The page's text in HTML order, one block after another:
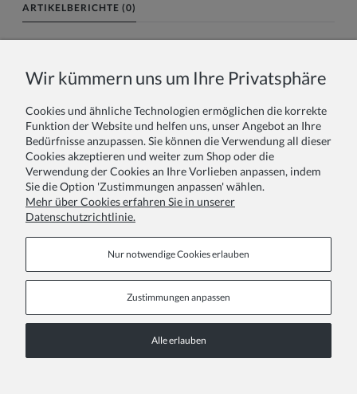
ARTIKELBERICHTE (0)
Ihr Bericht:
Wir kümmern uns um Ihre Privatsphäre
Cookies und ähnliche Technologien ermöglichen die korrekte
Funktion der Website und helfen uns, unser Angebot an Ihre
Bedürfnisse anzupassen. Sie können die Verwendung all dieser
Cookies akzeptieren und weiter zum Shop oder die
Verwendung der Cookies an Ihre Vorlieben anpassen, indem
Sie die Option 'Zustimmungen anpassen' wählen.
Mehr über Cookies erfahren Sie in unserer
Datenschutzrichtlinie.
Nur notwendige Cookies erlauben
Zustimmungen anpassen
Alle erlauben